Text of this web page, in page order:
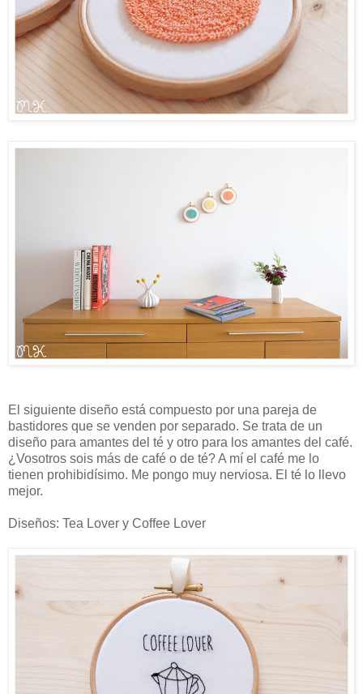
El siguiente diseño está compuesto por una pareja de
bastidores que se venden por separado. Se trata de un
diseño para amantes del té y otro para los amantes del café.
¿Vosotros sois más de café o de té? A mí el café me lo
tienen prohibidísimo. Me pongo muy nerviosa. El té lo llevo
mejor.
Diseños: Tea Lover y Coffee Lover